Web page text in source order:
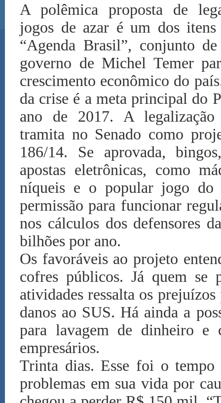
A polêmica proposta de
jogos de azar é um dos itens
“Agenda Brasil”, conjunto
governo de Michel Temer
crescimento econômico do
da crise é a meta principal do
ano de 2017. A
tramita no Senado como
186/14. Se aprovada,
apostas eletrônicas, como
níqueis e o popular jogo do
permissão para funcionar
nos cálculos dos defensores
bilhões por ano.
Os favoráveis ao projeto
cofres públicos. Já quem se
atividades ressalta os
danos ao SUS. Há ainda a
para lavagem de dinheiro e
empresários.
Trinta dias. Esse foi o tempo
problemas em sua vida por